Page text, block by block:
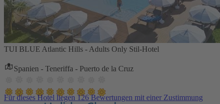
TUI BLUE Atlantic Hills - Adults Only Stil-Hotel
Spanien - Teneriffa - Puerto de la Cruz
Für dieses Hotel liegen 126 Bewertungen mit einer Zustimmung